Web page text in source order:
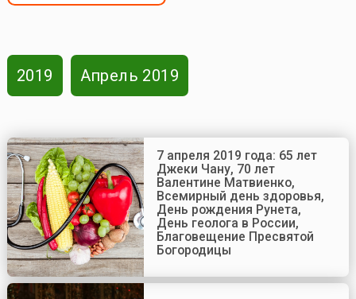
2019 Апрель 2019
7 апреля 2019 года: 65 лет
Джеки Чану, 70 лет
Валентине Матвиенко,
Всемирный день здоровья,
День рождения Рунета,
День геолога в России,
Благовещение Пресвятой
Богородицы